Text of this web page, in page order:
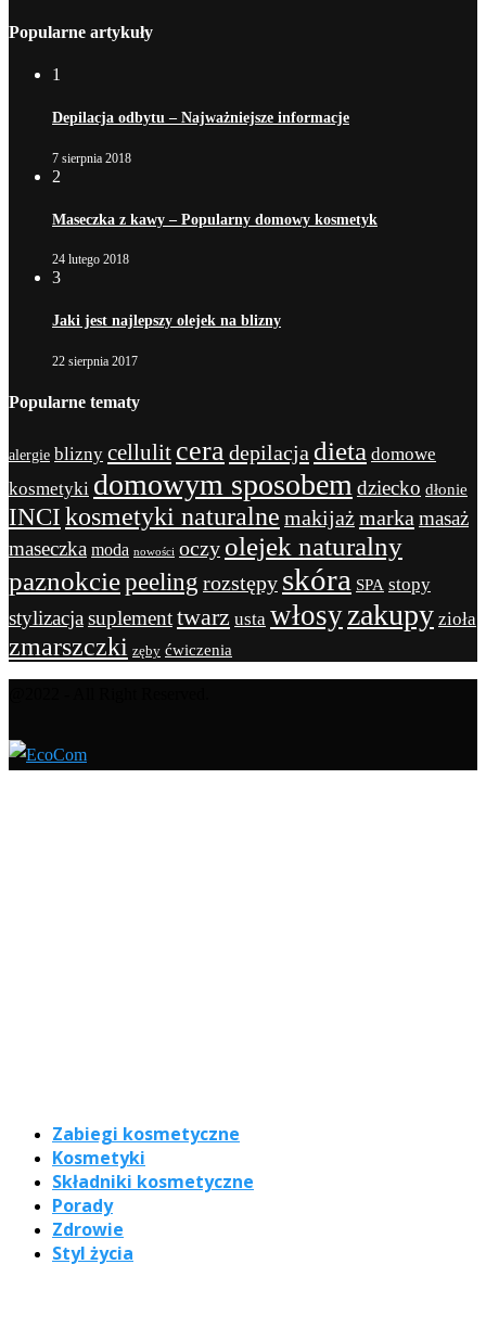
Popularne artykuły
1
Depilacja odbytu – Najważniejsze informacje
7 sierpnia 2018
2
Maseczka z kawy – Popularny domowy kosmetyk
24 lutego 2018
3
Jaki jest najlepszy olejek na blizny
22 sierpnia 2017
Popularne tematy
alergie blizny cellulit ceradepilacja dieta domowe
kosmetyki domowym sposobemdziecko dłonie
INCI kosmetyki naturalne makijażmarka masaż
maseczka moda nowości oczy olejek naturalny
paznokciepeeling rozstępy skóra SPA stopy
stylizacjasuplementtwarz usta włosyzakupy zioła
zmarszczki zęby ćwiczenia
Zabiegi kosmetyczne
Kosmetyki
Składniki kosmetyczne
Porady
Zdrowie
Styl życia